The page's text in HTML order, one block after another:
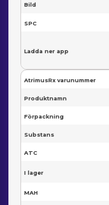
Bild
SPC
Ladda ner app
AtrimusRx varunummer
Produktnamn
Förpackning
Substans
ATC
I lager
MAH